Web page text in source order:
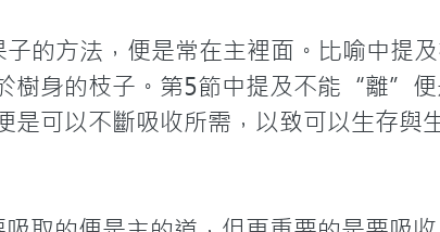
的方法，便是常在主裡面。比喻中提
樹身的枝子。第5節中提及不能“離”
是可以不斷吸收所需，以致可以生存與